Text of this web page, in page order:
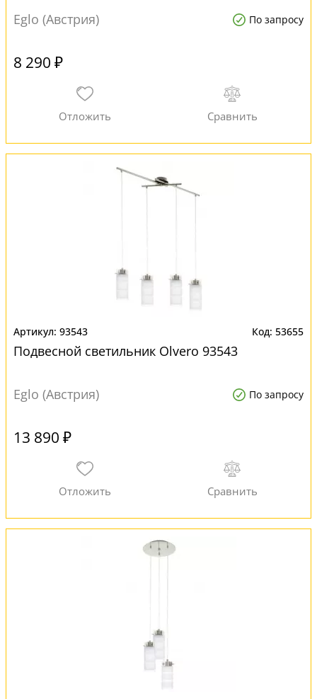
Eglo (Австрия) По запросу
8 290 ₽
93543 53655
Подвесной светильник Olvero 93543
Eglo (Австрия) По запросу
13 890 ₽